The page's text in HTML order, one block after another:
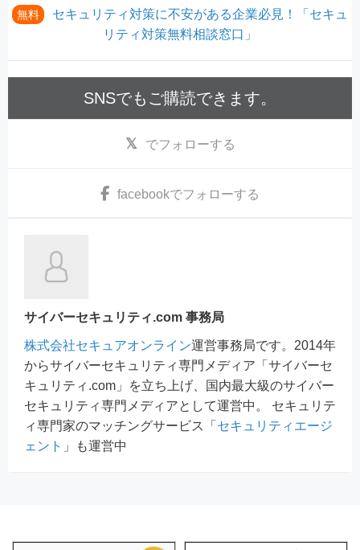
無料
セキュリティ対策に不安がある企業必見！「セキュ
リティ対策無料相談窓口」
SNSでもご購読できます。
でフォローする
facebookでフォローする
サイバーセキュリティ.com 事務局
株式会社セキュアオンライン運営事務局です。2014年
からサイバーセキュリティ専門メディア「サイバーセ
キュリティ.com」を立ち上げ、国内最大級のサイバー
セキュリティ専門メディアとして運営中。 セキュリテ
ィ専門家のマッチングサービス「 セキュリティエージ
ェント 」も運営中